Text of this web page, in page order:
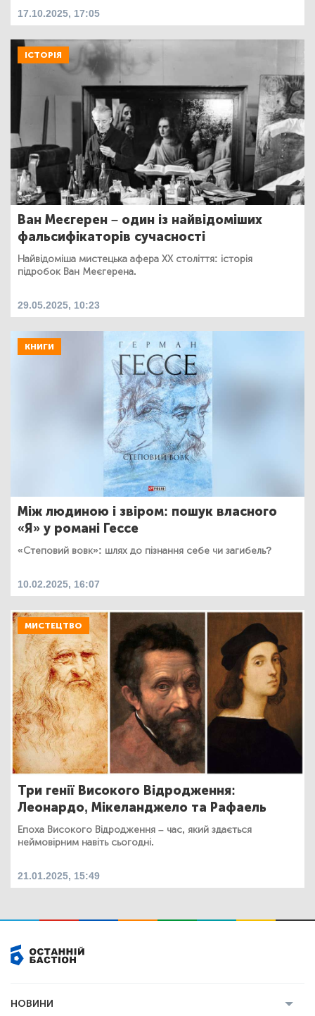
17.10.2025, 17:05
ІСТОРІЯ
Ван Меєгерен – один із найвідоміших
фальсифікаторів сучасності
Найвідоміша мистецька афера ХХ століття: історія
підробок Ван Меєгерена.
29.05.2025, 10:23
КНИГИ
Між людиною і звіром: пошук власного
«Я» у романі Гессе
«Степовий вовк»: шлях до пізнання себе чи загибель?
10.02.2025, 16:07
МИСТЕЦТВО
Три генії Високого Відродження:
Леонардо, Мікеланджело та Рафаель
Епоха Високого Відродження – час, який здається
неймовірним навіть сьогодні.
21.01.2025, 15:49
НОВИНИ